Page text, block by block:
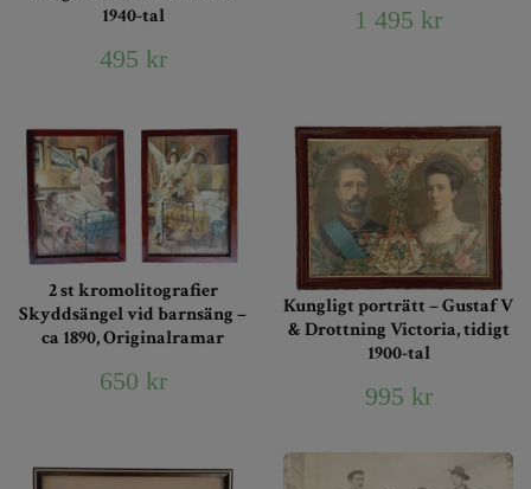
1940-tal
495 kr
1 495 kr
2 st kromolitografier
Skyddsängel vid barnsäng –
ca 1890, Originalramar
650 kr
Kungligt porträtt – Gustaf V
& Drottning Victoria, tidigt
1900-tal
995 kr